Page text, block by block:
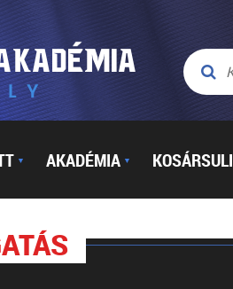
▼ AKADÉMIA ▼ KOSÁRSULI